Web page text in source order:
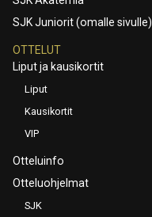
SJK Juniorit (omalle sivulle)
OTTELUT
Liput ja kausikortit
Liput
Kausikortit
VIP
Otteluinfo
Otteluohjelmat
SJK